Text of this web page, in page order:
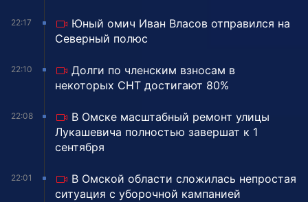
22:17
Юный омич Иван Власов отправился на
Северный полюс
22:10
Долги по членским взносам в
некоторых СНТ достигают 80%
22:08
В Омске масштабный ремонт улицы
Лукашевича полностью завершат к 1
сентября
22:01
В Омской области сложилась непростая
ситуация с уборочной кампанией